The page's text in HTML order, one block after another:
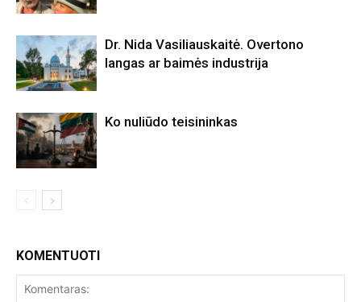
Dr. Nida Vasiliauskaitė. Overtono
langas ar baimės industrija
Ko nuliūdo teisininkas
KOMENTUOTI